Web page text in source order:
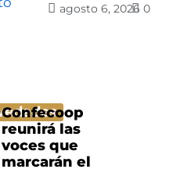
agosto 6, 2026 0
Confecoop
reunirá las
voces que
marcarán el